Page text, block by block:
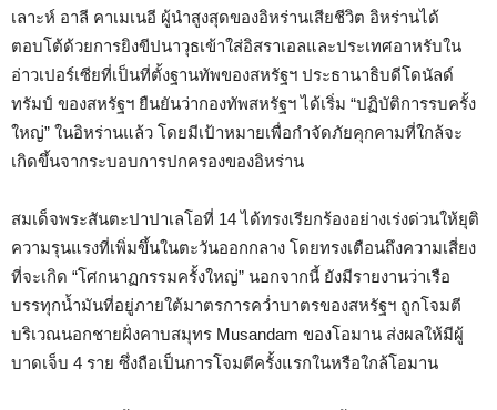
เลาะห์ อาลี คาเมเนอี ผู้นำสูงสุดของอิหร่านเสียชีวิต อิหร่านได้
ตอบโต้ด้วยการยิงขีปนาวุธเข้าใส่อิสราเอลและประเทศอาหรับใน
อ่าวเปอร์เซียที่เป็นที่ตั้งฐานทัพของสหรัฐฯ ประธานาธิบดีโดนัลด์
ทรัมป์ ของสหรัฐฯ ยืนยันว่ากองทัพสหรัฐฯ ได้เริ่ม “ปฏิบัติการรบครั้ง
ใหญ่” ในอิหร่านแล้ว โดยมีเป้าหมายเพื่อกำจัดภัยคุกคามที่ใกล้จะ
เกิดขึ้นจากระบอบการปกครองของอิหร่าน
สมเด็จพระสันตะปาปาเลโอที่ 14 ได้ทรงเรียกร้องอย่างเร่งด่วนให้ยุติ
ความรุนแรงที่เพิ่มขึ้นในตะวันออกกลาง โดยทรงเตือนถึงความเสี่ยง
ที่จะเกิด “โศกนาฏกรรมครั้งใหญ่” นอกจากนี้ ยังมีรายงานว่าเรือ
บรรทุกน้ำมันที่อยู่ภายใต้มาตรการคว่ำบาตรของสหรัฐฯ ถูกโจมตี
บริเวณนอกชายฝั่งคาบสมุทร Musandam ของโอมาน ส่งผลให้มีผู้
บาดเจ็บ 4 ราย ซึ่งถือเป็นการโจมตีครั้งแรกในหรือใกล้โอมาน